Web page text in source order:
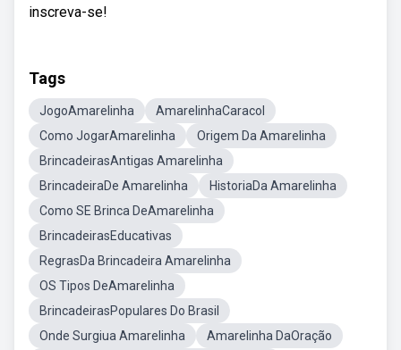
inscreva-se!
Tags
JogoAmarelinha
AmarelinhaCaracol
Como JogarAmarelinha
Origem Da Amarelinha
BrincadeirasAntigas Amarelinha
BrincadeiraDe Amarelinha
HistoriaDa Amarelinha
Como SE Brinca DeAmarelinha
BrincadeirasEducativas
RegrasDa Brincadeira Amarelinha
OS Tipos DeAmarelinha
BrincadeirasPopulares Do Brasil
Onde Surgiua Amarelinha
Amarelinha DaOração